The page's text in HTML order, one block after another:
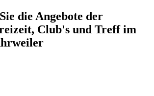
die Angebote der
Club's und Treff im